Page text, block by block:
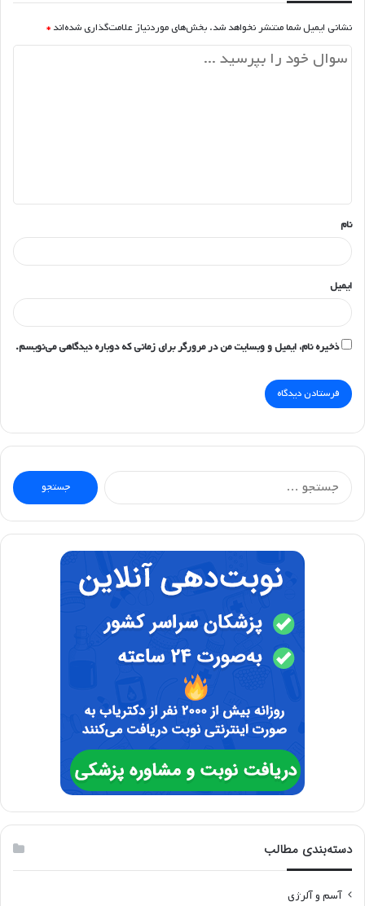
نشانی ایمیل شما منتشر نخواهد شد. بخش‌های موردنیاز علامت‌گذاری شده‌اند *
*
نام
ایمیل
ذخیره نام، ایمیل و وبسایت من در مرورگر برای زمانی که دوباره دیدگاهی می‌نویسم.
جستجو
برای:
دسته‌بندی مطالب
آسم و آلرژی